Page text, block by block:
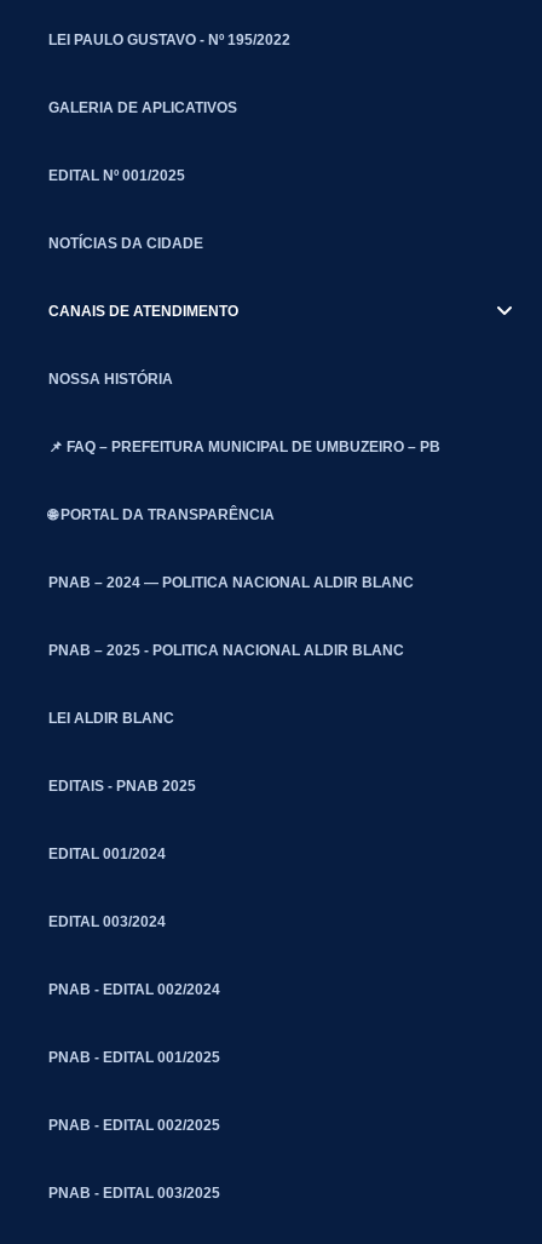
LEI PAULO GUSTAVO - Nº 195/2022
GALERIA DE APLICATIVOS
EDITAL Nº 001/2025
NOTÍCIAS DA CIDADE
CANAIS DE ATENDIMENTO
NOSSA HISTÓRIA
📌 FAQ – PREFEITURA MUNICIPAL DE UMBUZEIRO – PB
🌐 PORTAL DA TRANSPARÊNCIA
PNAB – 2024 — POLITICA NACIONAL ALDIR BLANC
PNAB – 2025 - POLITICA NACIONAL ALDIR BLANC
LEI ALDIR BLANC
EDITAIS - PNAB 2025
EDITAL 001/2024
EDITAL 003/2024
PNAB - EDITAL 002/2024
PNAB - EDITAL 001/2025
PNAB - EDITAL 002/2025
PNAB - EDITAL 003/2025